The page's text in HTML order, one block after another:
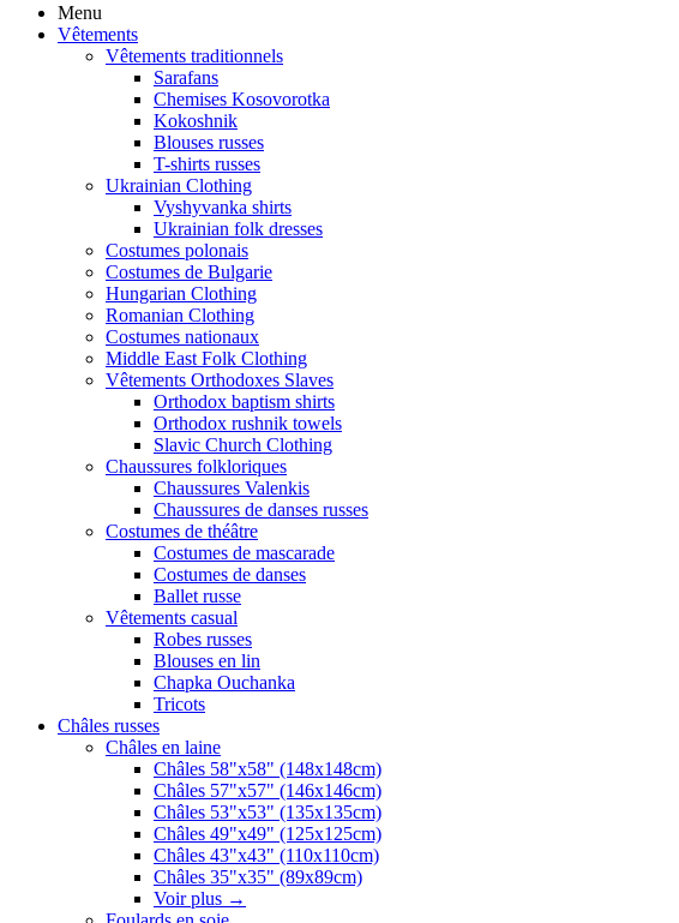
Menu
Vêtements
Vêtements traditionnels
Sarafans
Chemises Kosovorotka
Kokoshnik
Blouses russes
T-shirts russes
Ukrainian Clothing
Vyshyvanka shirts
Ukrainian folk dresses
Costumes polonais
Costumes de Bulgarie
Hungarian Clothing
Romanian Clothing
Costumes nationaux
Middle East Folk Clothing
Vêtements Orthodoxes Slaves
Orthodox baptism shirts
Orthodox rushnik towels
Slavic Church Clothing
Chaussures folkloriques
Chaussures Valenkis
Chaussures de danses russes
Costumes de théâtre
Costumes de mascarade
Costumes de danses
Ballet russe
Vêtements casual
Robes russes
Blouses en lin
Chapka Ouchanka
Tricots
Châles russes
Châles en laine
Châles 58"x58" (148x148cm)
Châles 57"x57" (146x146cm)
Châles 53"x53" (135x135cm)
Châles 49"x49" (125x125cm)
Châles 43"x43" (110x110cm)
Châles 35"x35" (89x89cm)
Voir plus →